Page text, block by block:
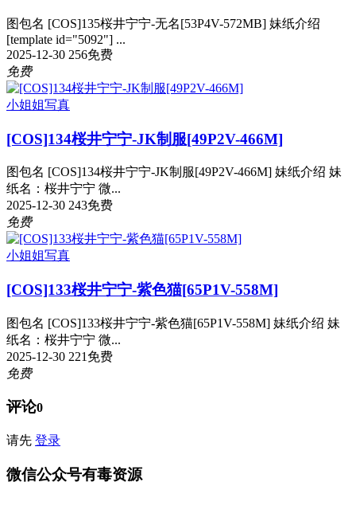
图包名 [COS]135桜井宁宁-无名[53P4V-572MB] 妹纸介绍
[template id="5092"] ...
2025-12-30 256免费
免费
小姐姐写真
[COS]134桜井宁宁-JK制服[49P2V-466M]
图包名 [COS]134桜井宁宁-JK制服[49P2V-466M] 妹纸介绍 妹
纸名：桜井宁宁 微...
2025-12-30 243免费
免费
小姐姐写真
[COS]133桜井宁宁-紫色猫[65P1V-558M]
图包名 [COS]133桜井宁宁-紫色猫[65P1V-558M] 妹纸介绍 妹
纸名：桜井宁宁 微...
2025-12-30 221 免费
免费
评论0
请先 登录
微信公众号有毒资源